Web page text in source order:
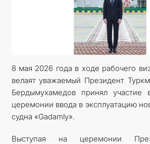
ОБЪЯВЛЕНИЯ
8 мая 2026 года в ходе рабочего
велаят уважаемый Президент
Бердымухамедов принял участие
церемонии ввода в эксплуатацию
судна «Gadamly».
Выступая на церемонии